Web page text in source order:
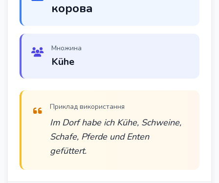
корова
Множина
Kühe
Приклад використання
Im Dorf habe ich Kühe, Schweine,
Schafe, Pferde und Enten
gefüttert.